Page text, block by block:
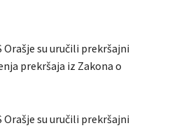
Orašje su uručili prekršajni
prekršaja iz Zakona o
Orašje su uručili prekršajni